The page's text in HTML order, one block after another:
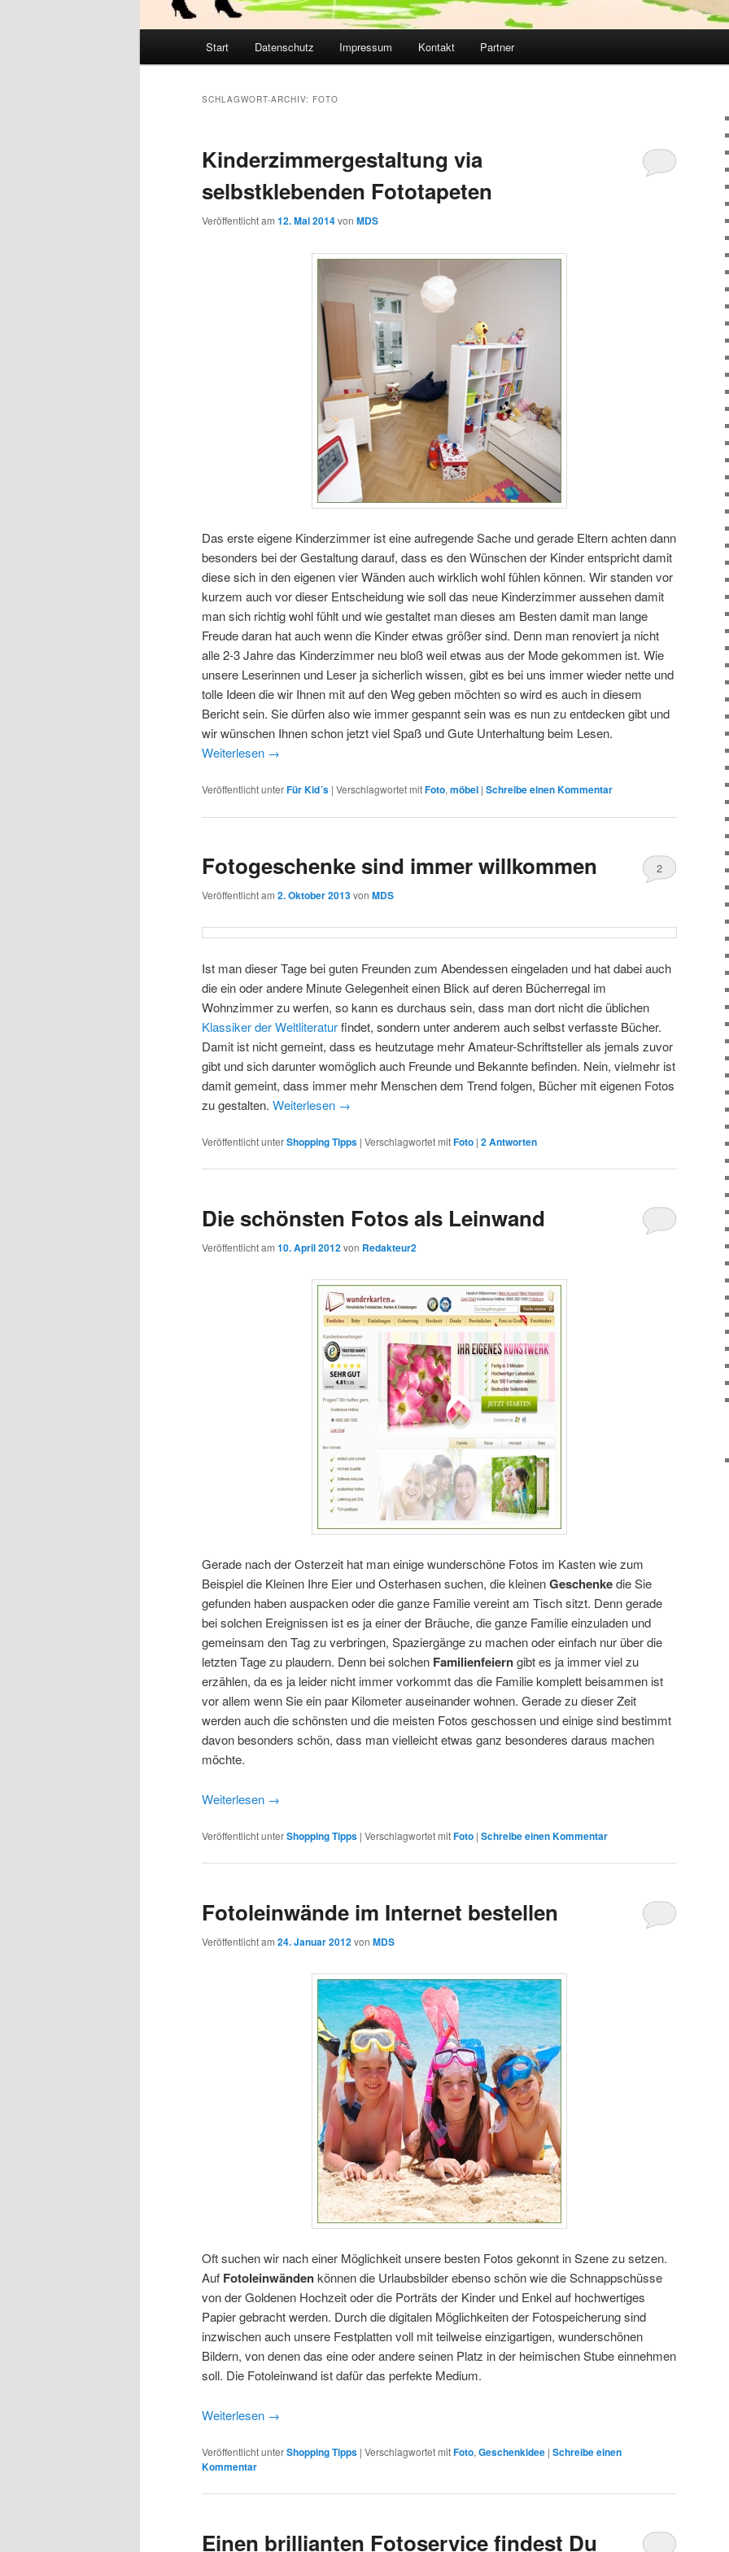
Start Datenschutz Impressum Kontakt Partner
SCHLAGWORT-ARCHIV: FOTO
Kinderzimmergestaltung via
selbstklebenden Fototapeten
Veröffentlicht am 12. Mai 2014von MDS
Das erste eigene Kinderzimmer ist eine aufregende Sache und gerade Eltern achten dann
besonders bei der Gestaltung darauf, dass es den Wünschen der Kinder entspricht damit
diese sich in den eigenen vier Wänden auch wirklich wohl fühlen können. Wir standen vor
kurzem auch vor dieser Entscheidung wie soll das neue Kinderzimmer aussehen damit
man sich richtig wohl fühlt und wie gestaltet man dieses am Besten damit man lange
Freude daran hat auch wenn die Kinder etwas größer sind. Denn man renoviert ja nicht
alle 2-3 Jahre das Kinderzimmer neu bloß weil etwas aus der Mode gekommen ist. Wie
unsere Leserinnen und Leser ja sicherlich wissen, gibt es bei uns immer wieder nette und
tolle Ideen die wir Ihnen mit auf den Weg geben möchten so wird es auch in diesem
Bericht sein. Sie dürfen also wie immer gespannt sein was es nun zu entdecken gibt und
wir wünschen Ihnen schon jetzt viel Spaß und Gute Unterhaltung beim Lesen.
Weiterlesen →
Veröffentlicht unterFür Kid´s | Verschlagwortet mitFoto, möbel | Schreibe einen Kommentar
Fotogeschenke sind immer willkommen
Veröffentlicht am 2. Oktober 2013von MDS
2
Ist man dieser Tage bei guten Freunden zum Abendessen eingeladen und hat dabei auch
die ein oder andere Minute Gelegenheit einen Blick auf deren Bücherregal im
Wohnzimmer zu werfen, so kann es durchaus sein, dass man dort nicht die üblichen
Klassiker der Weltliteraturfindet, sondern unter anderem auch selbst verfasste Bücher.
Damit ist nicht gemeint, dass es heutzutage mehr Amateur-Schriftsteller als jemals zuvor
gibt und sich darunter womöglich auch Freunde und Bekannte befinden. Nein, vielmehr ist
damit gemeint, dass immer mehr Menschen dem Trend folgen, Bücher mit eigenen Fotos
zu gestalten. Weiterlesen →
Veröffentlicht unterShopping Tipps | Verschlagwortet mitFoto | 2Antworten
Die schönsten Fotos als Leinwand
Veröffentlicht am 10. April 2012von Redakteur2
Gerade nach der Osterzeit hat man einige wunderschöne Fotos im Kasten wie zum
Beispiel die Kleinen Ihre Eier und Osterhasen suchen, die kleinenGeschenkedie Sie
gefunden haben auspacken oder die ganze Familie vereint am Tisch sitzt. Denn gerade
bei solchen Ereignissen ist es ja einer der Bräuche, die ganze Familie einzuladen und
gemeinsam den Tag zu verbringen, Spaziergänge zu machen oder einfach nur über die
letzten Tage zu plaudern. Denn bei solchen Familienfeierngibt es ja immer viel zu
erzählen, da es ja leider nicht immer vorkommt das die Familie komplett beisammen ist
vor allem wenn Sie ein paar Kilometer auseinander wohnen. Gerade zu dieser Zeit
werden auch die schönsten und die meisten Fotos geschossen und einige sind bestimmt
davon besonders schön, dass man vielleicht etwas ganz besonderes daraus machen
möchte.
Weiterlesen →
Veröffentlicht unterShopping Tipps | Verschlagwortet mitFoto | Schreibe einen Kommentar
Fotoleinwände im Internet bestellen
Veröffentlicht am 24. Januar 2012von MDS
Oft suchen wir nach einer Möglichkeit unsere besten Fotos gekonnt in Szene zu setzen.
Auf Fotoleinwändenkönnen die Urlaubsbilder ebenso schön wie die Schnappschüsse
von der Goldenen Hochzeit oder die Porträts der Kinder und Enkel auf hochwertiges
Papier gebracht werden. Durch die digitalen Möglichkeiten der Fotospeicherung sind
inzwischen auch unsere Festplatten voll mit teilweise einzigartigen, wunderschönen
Bildern, von denen das eine oder andere seinen Platz in der heimischen Stube einnehmen
soll. Die Fotoleinwand ist dafür das perfekte Medium.
Weiterlesen →
Veröffentlicht unterShopping Tipps | Verschlagwortet mitFoto, Geschenkidee | Schreibe einen
Kommentar
Einen brillianten Fotoservice findest Du